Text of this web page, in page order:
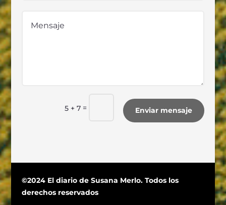
5 + 7 = Enviar mensaje
©2024 El diario de Susana Merlo. Todos los
derechos reservados